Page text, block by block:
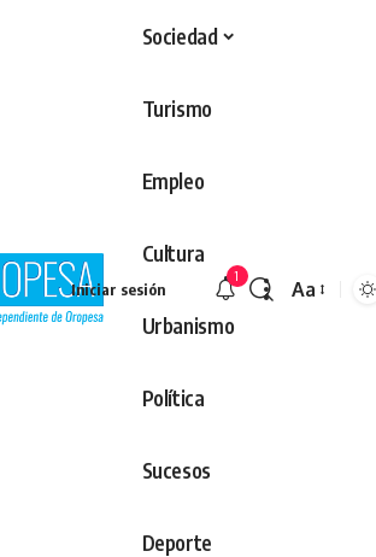
Sociedad
Turismo
Empleo
Cultura
Urbanismo
Política
Sucesos
Deporte
Iniciar sesión
1
Aa